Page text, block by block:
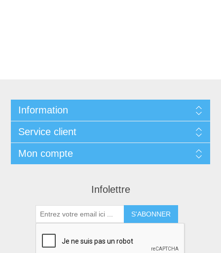
Information
Service client
Mon compte
Infolettre
S'ABONNER